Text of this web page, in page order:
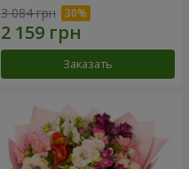
3 084 грн
Заказать